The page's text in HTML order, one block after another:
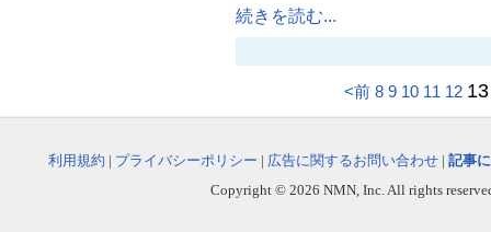
続きを読む...
<前 8 9 10 11 12 13
利用規約 | プライバシーポリシー | 広告に関するお問い合わせ | 記事
Copyright © 2026 NMN, Inc. All rights